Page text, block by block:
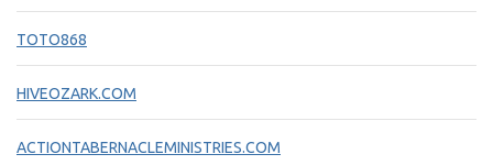
TOTO868
HIVEOZARK.COM
ACTIONTABERNACLEMINISTRIES.COM